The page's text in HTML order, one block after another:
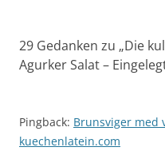
29 Gedanken zu „Die
Agurker Salat –
Pingback: Brunsviger med
kuechenlatein.com